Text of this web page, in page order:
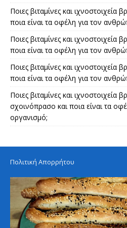
Ποιες βιταμίνες και ιχνοστοιχεία
ποια είναι τα οφέλη για τον
Ποιες βιταμίνες και ιχνοστοιχεία
ποια είναι τα οφέλη για τον
Ποιες βιταμίνες και ιχνοστοιχεία
ποια είναι τα οφέλη για τον
Ποιες βιταμίνες και ιχνοστοιχεία
σχοινόπρασο και ποια είναι τα
οργανισμό;
Πολιτική Απορρήτου